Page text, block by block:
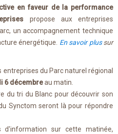
en faveur de la performance
propose aux entreprises
un accompagnement technique
énergétique. En savoir plussur
entreprises du Parc naturel régional
6 décembreau matin.
du tri du Blanc pour découvrir son
Synctom seront là pour répondre
d'information sur cette matinée,